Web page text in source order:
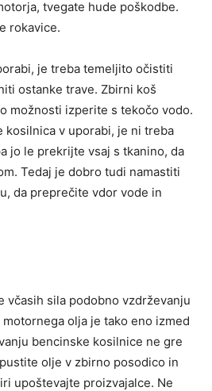
tvegate hude poškodbe.
rokavice.
je treba temeljito očistiti
ostanke trave. Zbirni koš
možnosti izperite s tekočo vodo.
kosilnica v uporabi, je ni treba
jo le prekrijte vsaj s tkanino, da
Tedaj je dobro tudi namastiti
da preprečite vdor vode in
včasih sila podobno vzdrževanju
olja je tako eno izmed
bencinske kosilnice ne gre
olje v zbirno posodico in
upoštevajte proizvajalce. Ne